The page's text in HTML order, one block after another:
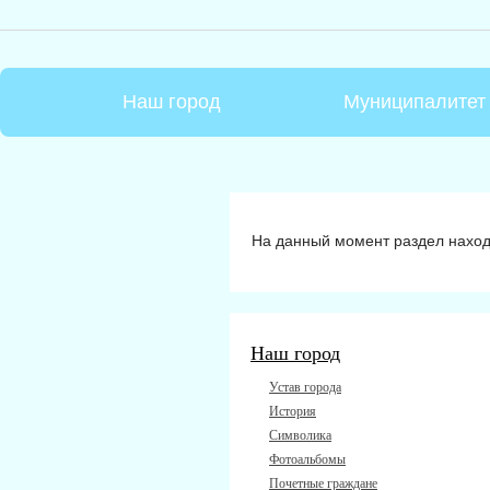
Наш город Муниципалитет
На данный момент раздел
Наш город
Устав города
История
Символика
Фотоальбомы
Почетные граждане